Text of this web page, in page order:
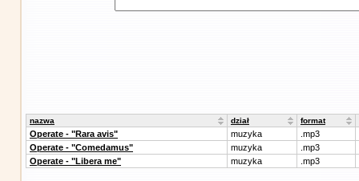
nazwa dział format
Operate - "Rara avis" muzyka
.mp3
Operate - "Comedamus"
muzyka
.mp3
Operate - "Libera me"
muzyka .mp3